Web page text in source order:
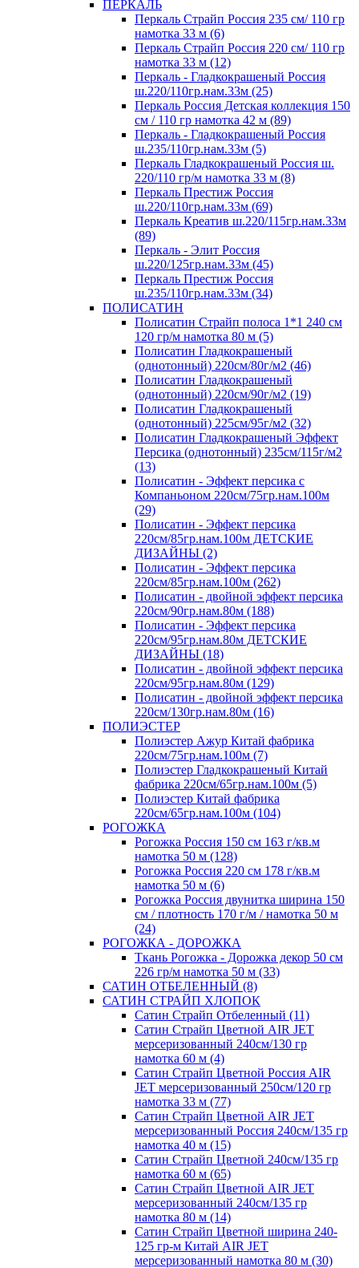
ПЕРКАЛЬ
Перкаль Страйп Россия 235 см/ 110 гр
намотка 33 м (6)
Перкаль Страйп Россия 220 см/ 110 гр
намотка 33 м (12)
Перкаль - Гладкокрашеный Россия
ш.220/110гр.нам.33м (25)
Перкаль Россия Детская коллекция 150
см / 110 гр намотка 42 м (89)
Перкаль - Гладкокрашеный Россия
ш.235/110гр.нам.33м (5)
Перкаль Гладкокрашеный Россия ш.
220/110 гр/м намотка 33 м (8)
Перкаль Престиж Россия
ш.220/110гр.нам.33м (69)
Перкаль Креатив ш.220/115гр.нам.33м
(89)
Перкаль - Элит Россия
ш.220/125гр.нам.33м (45)
Перкаль Престиж Россия
ш.235/110гр.нам.33м (34)
ПОЛИСАТИН
Полисатин Страйп полоса 1*1 240 см
120 гр/м намотка 80 м (5)
Полисатин Гладкокрашеный
(однотонный) 220см/80г/м2 (46)
Полисатин Гладкокрашеный
(однотонный) 220см/90г/м2 (19)
Полисатин Гладкокрашеный
(однотонный) 225см/95г/м2 (32)
Полисатин Гладкокрашеный Эффект
Персика (однотонный) 235см/115г/м2
(13)
Полисатин - Эффект персика с
Компаньоном 220см/75гр.нам.100м
(29)
Полисатин - Эффект персика
220см/85гр.нам.100м ДЕТСКИЕ
ДИЗАЙНЫ (2)
Полисатин - Эффект персика
220см/85гр.нам.100м (262)
Полисатин - двойной эффект персика
220см/90гр.нам.80м (188)
Полисатин - Эффект персика
220см/95гр.нам.80м ДЕТСКИЕ
ДИЗАЙНЫ (18)
Полисатин - двойной эффект персика
220см/95гр.нам.80м (129)
Полисатин - двойной эффект персика
220см/130гр.нам.80м (16)
ПОЛИЭСТЕР
Полиэстер Ажур Китай фабрика
220см/75гр.нам.100м (7)
Полиэстер Гладкокрашеный Китай
фабрика 220см/65гр.нам.100м (5)
Полиэстер Китай фабрика
220см/65гр.нам.100м (104)
РОГОЖКА
Рогожка Россия 150 см 163 г/кв.м
намотка 50 м (128)
Рогожка Россия 220 см 178 г/кв.м
намотка 50 м (6)
Рогожка Россия двунитка ширина 150
см / плотность 170 г/м / намотка 50 м
(24)
РОГОЖКА - ДОРОЖКА
Ткань Рогожка - Дорожка декор 50 см
226 гр/м намотка 50 м (33)
САТИН ОТБЕЛЕННЫЙ (8)
САТИН СТРАЙП ХЛОПОК
Сатин Страйп Отбеленный (11)
Сатин Страйп Цветной AIR JET
мерсеризованный 240см/130 гр
намотка 60 м (4)
Сатин Страйп Цветной Россия AIR
JET мерсеризованный 250см/120 гр
намотка 33 м (77)
Сатин Страйп Цветной AIR JET
мерсеризованный Россия 240см/135 гр
намотка 40 м (15)
Сатин Страйп Цветной 240см/135 гр
намотка 60 м (65)
Сатин Страйп Цветной AIR JET
мерсеризованный 240см/135 гр
намотка 80 м (14)
Сатин Страйп Цветной ширина 240-
125 гр-м Китай AIR JET
мерсеризованный намотка 80 м (30)